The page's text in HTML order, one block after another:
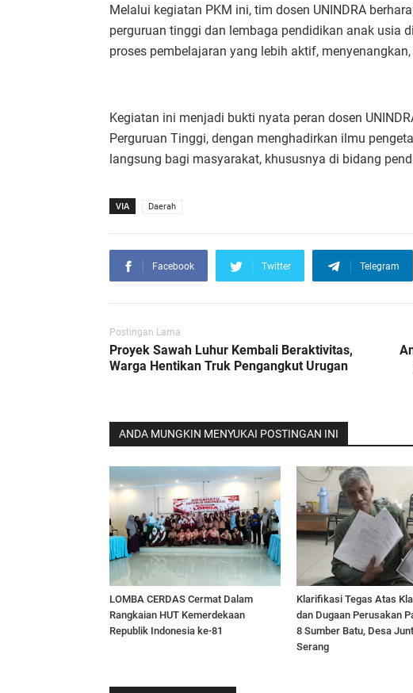
Melalui kegiatan PKM ini, tim dosen UNINDRA
perguruan tinggi dan lembaga pendidikan anak usia
proses pembelajaran yang lebih aktif,
Kegiatan ini menjadi bukti nyata peran dosen
Perguruan Tinggi, dengan menghadirkan ilmu
langsung bagi masyarakat, khususnya di bidang
VIA Daerah
Facebook Twitter Telegram
Postingan Lama
Proyek Sawah Luhur Kembali Beraktivitas,
Warga Hentikan Truk Pengangkut Urugan
ANDA MUNGKIN MENYUKAI POSTINGAN INI
LOMBA CERDAS Cermat Dalam
Rangkaian HUT Kemerdekaan
Republik Indonesia ke-81
Klarifikasi Tegas Atas
dan Dugaan Perusakan
8 Sumber Batu, Desa
Serang